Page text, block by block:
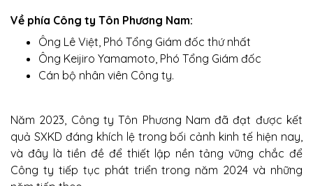
Về phía Công ty Tôn Phương Nam:
Ông Lê Việt, Phó Tổng Giám đốc thứ nhất
Ông Keijiro Yamamoto, Phó Tổng Giám đốc
Cán bộ nhân viên Công ty.
Năm 2023, Công ty Tôn Phương Nam đã đạt được kết
quả SXKD đáng khích lệ trong bối cảnh kinh tế hiện nay,
và đây là tiền đề để thiết lập nền tảng vững chắc để
Công ty tiếp tục phát triển trong năm 2024 và những